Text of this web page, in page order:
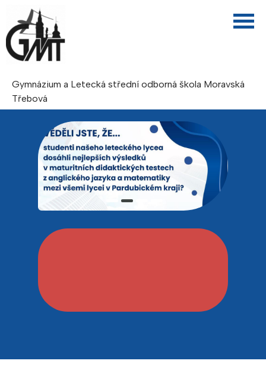
Gymnázium a Letecká střední odborná škola Moravská
Třebová